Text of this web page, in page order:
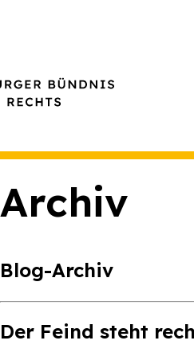
Archiv
Blog-Archiv
Der Feind steht